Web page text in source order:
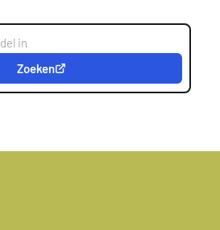
Zoeken